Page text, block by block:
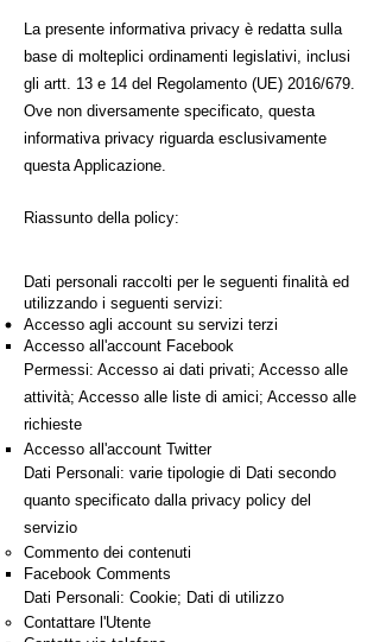
La presente informativa privacy è redatta sulla
base di molteplici ordinamenti legislativi, inclusi
gli artt. 13 e 14 del Regolamento (UE) 2016/679.
Ove non diversamente specificato, questa
informativa privacy riguarda esclusivamente
questa Applicazione.
Riassunto della policy:
Dati personali raccolti per le seguenti finalità ed
utilizzando i seguenti servizi:
Accesso agli account su servizi terzi
Accesso all'account Facebook
Permessi: Accesso ai dati privati; Accesso alle
attività; Accesso alle liste di amici; Accesso alle
richieste
Accesso all'account Twitter
Dati Personali: varie tipologie di Dati secondo
quanto specificato dalla privacy policy del
servizio
Commento dei contenuti
Facebook Comments
Dati Personali: Cookie; Dati di utilizzo
Contattare l'Utente